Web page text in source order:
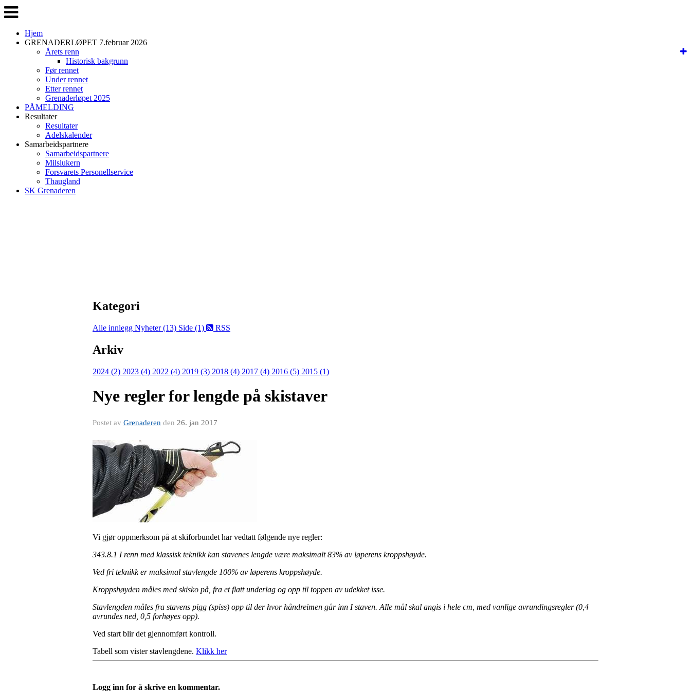
Veksle
navigasjon
Hjem
GRENADERLØPET 7.februar 2026
Årets renn
Historisk bakgrunn
Før rennet
Under rennet
Etter rennet
Grenaderløpet 2025
PÅMELDING
Resultater
Resultater
Adelskalender
Samarbeidspartnere
Samarbeidspartnere
Milslukern
Forsvarets Personellservice
Thaugland
SK Grenaderen
Kategori
Alle innlegg Nyheter (13) Side (1) RSS
Arkiv
2024 (2) 2023 (4) 2022 (4) 2019 (3) 2018 (4) 2017 (4) 2016 (5) 2015 (1)
Nye regler for lengde på skistaver
Postet av Grenaderen den 26. jan 2017
Vi gjør oppmerksom på at skiforbundet har vedtatt følgende nye regler:
343.8.1 I renn med klassisk teknikk kan stavenes lengde være maksimalt 83% av løperens kroppshøyde.
Ved fri teknikk er maksimal stavlengde 100% av løperens kroppshøyde.
Kroppshøyden måles med skisko på, fra et flatt underlag og opp til toppen av udekket isse.
Stavlengden måles fra stavens pigg (spiss) opp til der hvor håndreimen går inn I staven. Alle mål skal angis i hele cm, med vanlige avrundingsregler (0,4
avrundes ned, 0,5 forhøyes opp).
Ved start blir det gjennomført kontroll.
Tabell som vister stavlengdene. Klikk her
Logg inn for å skrive en kommentar.